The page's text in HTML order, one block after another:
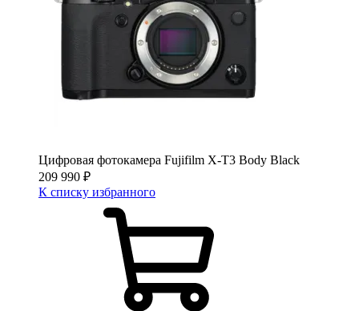
Цифровая фотокамера Fujifilm X-T3 Body Black
209 990 ₽
К списку избранного